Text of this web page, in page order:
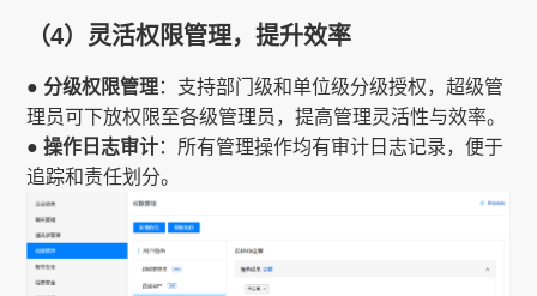
（4）灵活权限管理，提升效率
● 分级权限管理：支持部门级和单位级分级授权，超级管
理员可下放权限至各级管理员，提高管理灵活性与效率。
● 操作日志审计：所有管理操作均有审计日志记录，便于
追踪和责任划分。